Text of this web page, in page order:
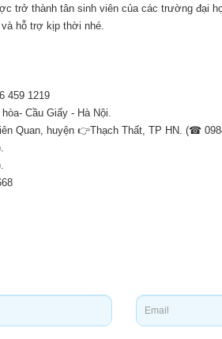
trở thành tân sinh viên của các trường đại
hỗ trợ kịp thời nhé.
459 1219
Cầu Giấy - Hà Nội.
Quan, huyện 👉Thạch Thất, TP HN. (☎